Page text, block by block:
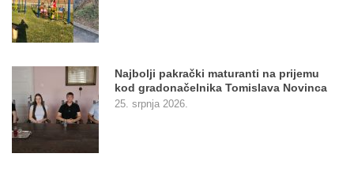
Najbolji pakrački maturanti na prijemu
kod gradonačelnika Tomislava Novinca
25. srpnja 2026.